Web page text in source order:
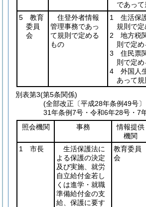
であっ
5 教育
委員
会
住登外者情報
管理事務であっ
て規則で定める
もの
1 生活保
規則で
2 地方税
則で定
3 住民票
則で定
4 外国人
あって
別表第3(第5条関係)
(全部改正〔平成28年条例49号
31年条例7号・令和6年28号・7
照会機関
事務
情報提供
機関
1 市長
生活保護法に
よる保護の決定
及び実施、就労
自立給付金若し
くは進学・就職
準備給付金の支
給、保護に要す
教育委員
会